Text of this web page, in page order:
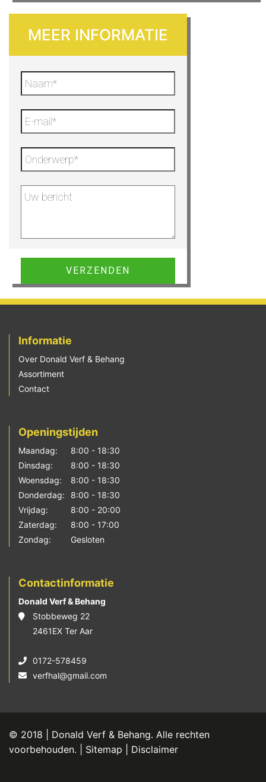
MEER INFORMATIE
Gelieve dit veld leeg te laten.
Informatie
Over Donald Verf & Behang
Assortiment
Contact
Openingstijden
Maandag:
8:00 - 18:30
Dinsdag:
8:00 - 18:30
Woensdag:
8:00 - 18:30
Donderdag:
8:00 - 18:30
Vrijdag:
8:00 - 20:00
Zaterdag:
8:00 - 17:00
Zondag:
Gesloten
Contactinformatie
Donald Verf & Behang
Stobbeweg 22
2461EX Ter Aar
0172-578459
verfhal@gmail.com
© 2018 | Donald Verf & Behang. Alle rechten
voorbehouden. | Sitemap Disclaimer